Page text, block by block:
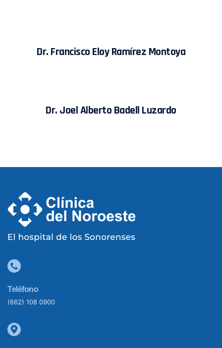
Dr. Francisco Eloy Ramírez Montoya
Dr. Joel Alberto Badell Luzardo
Teléfono
(662) 108 0900